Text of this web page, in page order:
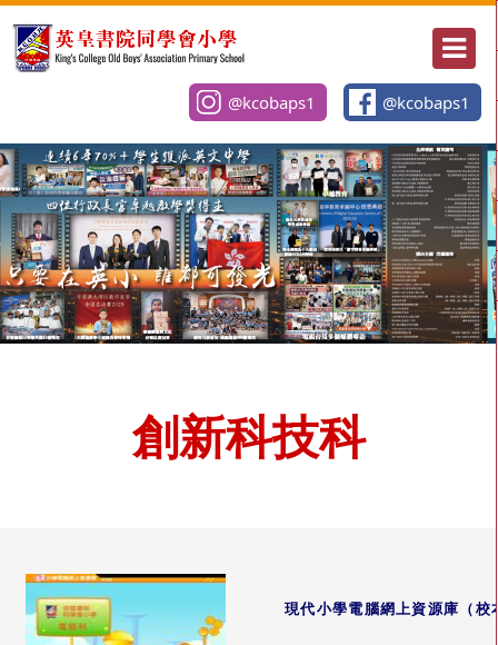
@kcobaps1
@kcobaps1
創新科技科
現代小學電腦網上資源庫（校